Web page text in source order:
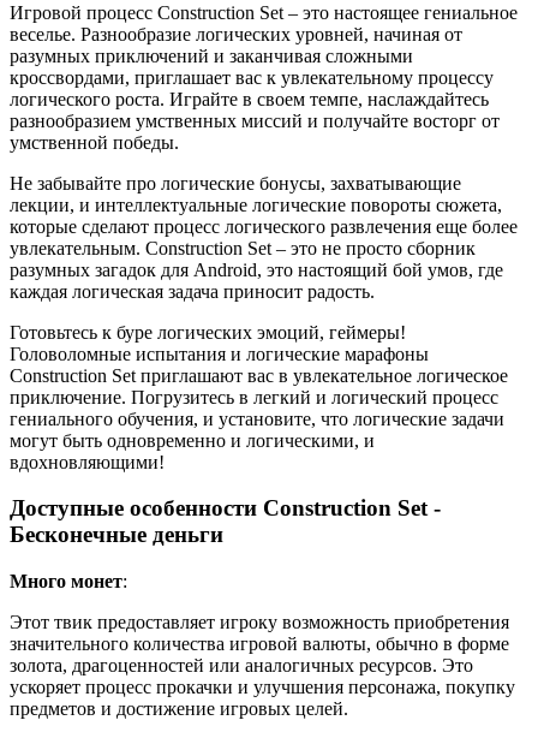
Игровой процесс Construction Set – это настоящее гениальное
веселье. Разнообразие логических уровней, начиная от
разумных приключений и заканчивая сложными
кроссвордами, приглашает вас к увлекательному процессу
логического роста. Играйте в своем темпе, наслаждайтесь
разнообразием умственных миссий и получайте восторг от
умственной победы.
Не забывайте про логические бонусы, захватывающие
лекции, и интеллектуальные логические повороты сюжета,
которые сделают процесс логического развлечения еще более
увлекательным. Construction Set – это не просто сборник
разумных загадок для Android, это настоящий бой умов, где
каждая логическая задача приносит радость.
Готовьтесь к буре логических эмоций, геймеры!
Головоломные испытания и логические марафоны
Construction Set приглашают вас в увлекательное логическое
приключение. Погрузитесь в легкий и логический процесс
гениального обучения, и установите, что логические задачи
могут быть одновременно и логическими, и
вдохновляющими!
Доступные особенности Construction Set -
Бесконечные деньги
Много монет:
Этот твик предоставляет игроку возможность приобретения
значительного количества игровой валюты, обычно в форме
золота, драгоценностей или аналогичных ресурсов. Это
ускоряет процесс прокачки и улучшения персонажа, покупку
предметов и достижение игровых целей.